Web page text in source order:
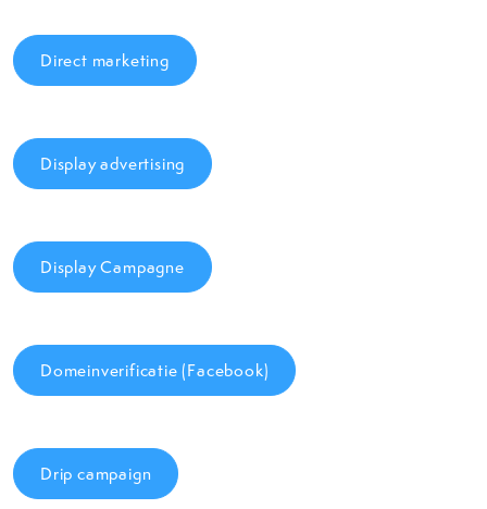
Direct marketing
Display advertising
Display Campagne
Domeinverificatie (Facebook)
Drip campaign